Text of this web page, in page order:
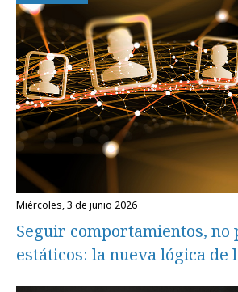
miércoles, 3 de junio 2026
Seguir comportamientos, no
estáticos: la nueva lógica de